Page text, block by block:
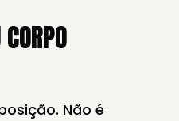
Não é